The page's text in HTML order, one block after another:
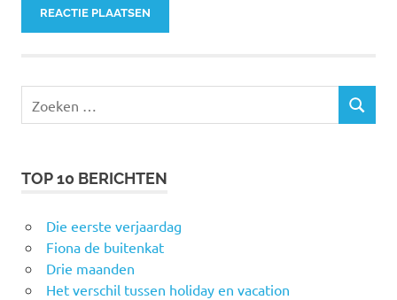
naar:
ZOEKEN
TOP 10 BERICHTEN
Die eerste verjaardag
Fiona de buitenkat
Drie maanden
Het verschil tussen holiday en vacation